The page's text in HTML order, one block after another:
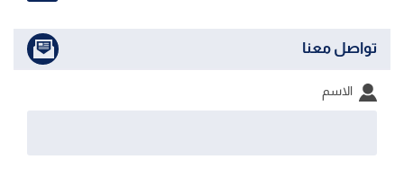
تواصل معنا
الاسم